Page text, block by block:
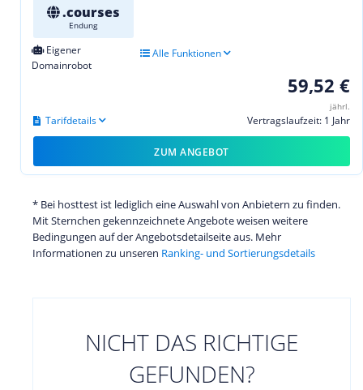
.courses
Endung
Eigener
Domainrobot
Alle Funktionen
59,52 €
jährl.
Vertragslaufzeit: 1 Jahr
Tarifdetails
ZUM ANGEBOT
* Bei hosttest ist lediglich eine Auswahl von Anbietern zu finden.
Mit Sternchen gekennzeichnete Angebote weisen weitere
Bedingungen auf der Angebotsdetailseite aus. Mehr
Informationen zu unseren Ranking- und Sortierungsdetails
NICHT DAS RICHTIGE
GEFUNDEN?